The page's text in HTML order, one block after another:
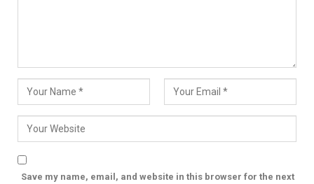
Save my name, email, and website in this browser for the next